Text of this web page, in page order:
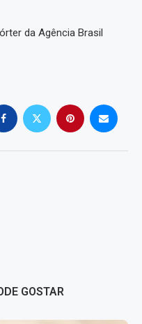
da Agência Brasil
GOSTAR